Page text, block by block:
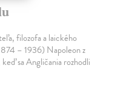
filozofa a laického
– 1936) Napoleon z
sa Angličania rozhodli